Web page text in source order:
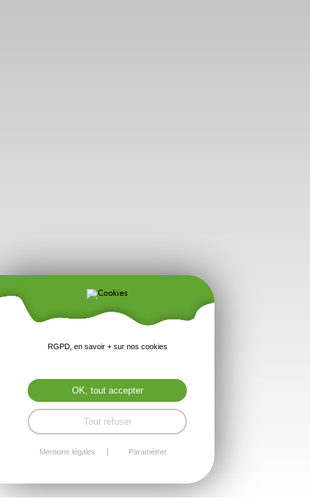
RGPD, en savoir + sur nos cookies
OK, tout accepter
Tout refuser
Mentions légales Paramétrer